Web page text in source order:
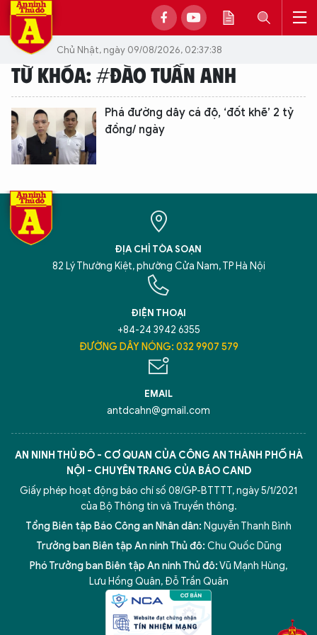
Chủ Nhật, ngày 09/08/2026, 02:37:38
TỪ KHÓA: #ĐÀO TUẤN ANH
Phá đường dây cá độ, ‘đốt khẽ’ 2 tỷ
đồng/ ngày
ĐỊA CHỈ TÒA SOẠN
82 Lý Thường Kiệt, phường Cửa Nam, TP Hà Nội
ĐIỆN THOẠI
+84-24 3942 6355
ĐƯỜNG DÂY NÓNG: 032 9907 579
EMAIL
antdcahn@gmail.com
AN NINH THỦ ĐÔ - CƠ QUAN CỦA CÔNG AN THÀNH PHỐ HÀ
NỘI - CHUYÊN TRANG CỦA BÁO CAND
Giấy phép hoạt động báo chí số 08/GP-BTTTT, ngày 5/1/2021
của Bộ Thông tin và Truyền thông.
Tổng Biên tập Báo Công an Nhân dân: Nguyễn Thanh Bình
Trưởng ban Biên tập An ninh Thủ đô: Chu Quốc Dũng
Phó Trưởng ban Biên tập An ninh Thủ đô:Vũ Mạnh Hùng,
Lưu Hồng Quân, Đỗ Trần Quân
TÔI LÀ CHATBOT CỦA
Hãy hỏi tôi bất kỳ điều gì bạn cần biết về
An Ninh Thủ Đô nhé. Tôi sẵn sàng hỗ trợ!
5 điểm nghẽn của Hà Nội giải pháp xử lý điểm nghẽn của